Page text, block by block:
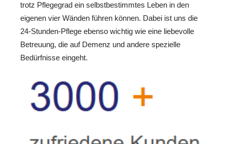
trotz Pflegegrad ein selbstbestimmtes Leben in den
eigenen vier Wänden führen können. Dabei ist uns die
24-Stunden-Pflege ebenso wichtig wie eine liebevolle
Betreuung, die auf Demenz und andere spezielle
Bedürfnisse eingeht.